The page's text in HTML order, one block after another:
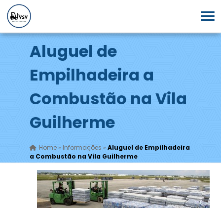
Aluguel de
Empilhadeira a
Combustão na Vila
Guilherme
Home» Informações » Aluguel de Empilhadeira
a Combustão na Vila Guilherme